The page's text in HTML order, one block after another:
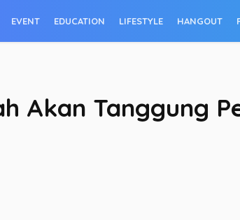
EVENT EDUCATION LIFESTYLE HANGOUT
Akan Tanggung